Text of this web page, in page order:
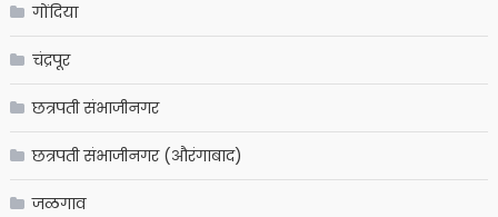
गोंदिया
चंद्रपूर
छत्रपती संभाजीनगर
छत्रपती संभाजीनगर (औरंगाबाद)
जळगाव